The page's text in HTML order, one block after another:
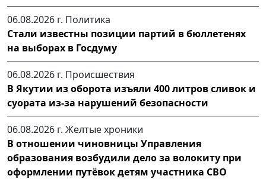
06.08.2026 г. Политика
Стали известны позиции партий в бюллетенях
на выборах в Госдуму
06.08.2026 г. Происшествия
В Якутии из оборота изъяли 400 литров сливок и
суората из-за нарушений безопасности
06.08.2026 г. Желтые хроники
В отношении чиновницы Управления
образования возбудили дело за волокиту при
оформлении путёвок детям участника СВО